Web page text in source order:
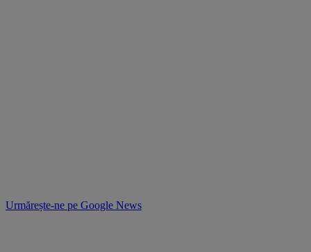
Urmărește-ne pe Google News